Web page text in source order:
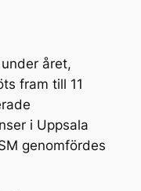
året,
fram till 11
i Uppsala
genomfördes